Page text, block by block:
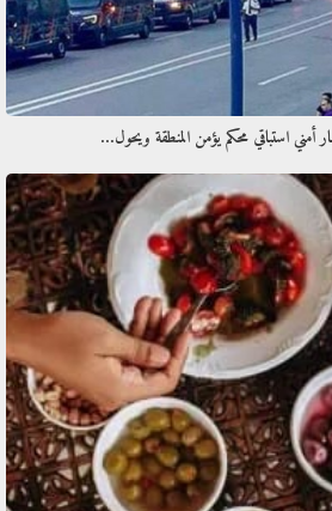
أمني استباقي محكم يؤمن المنطقة ويحول…